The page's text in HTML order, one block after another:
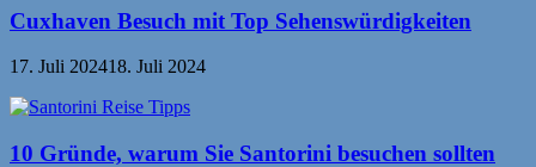
Cuxhaven Besuch mit Top Sehenswürdigkeiten
17. Juli 202418. Juli 2024
10 Gründe, warum Sie Santorini besuchen sollten